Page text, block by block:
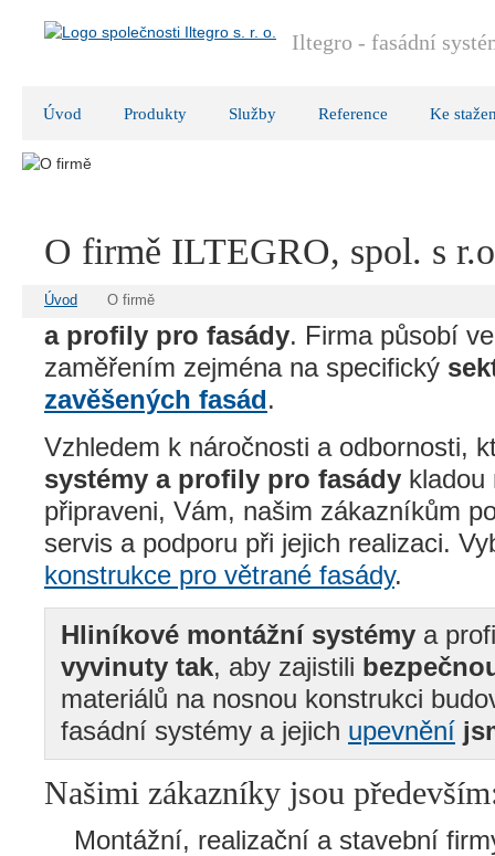
Iltegro - fasádní
Úvod Produkty Služby Reference Ke
Úvod O firmě
O firmě ILTEGRO, spol. s
Společnost Iltegro dodává
a profily pro fasády. Firma působí
zaměřením zejména na specifický
zavěšených fasád.
Vzhledem k náročnosti a odbornosti,
systémy a profily pro fasády kladou
připraveni, Vám, našim zákazníkům
servis a podporu při jejich realizaci.
konstrukce pro větrané fasády.
Hliníkové montážní systémy a
vyvinuty tak, aby zajistili
materiálů na nosnou konstrukci
fasádní systémy a jejich upevnění
Našimi zákazníky jsou
Montážní, realizační a stavební